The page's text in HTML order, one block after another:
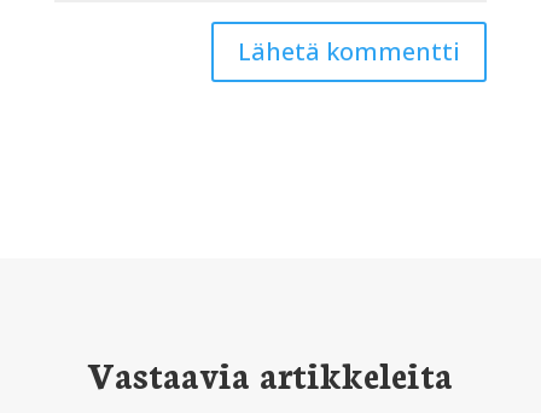
Lähetä kommentti
Vastaavia artikkeleita